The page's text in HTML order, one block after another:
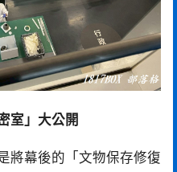
室」大公開
將幕後的「文物保存修復